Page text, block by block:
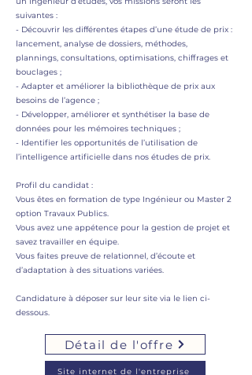
suivantes :
- Découvrir les différentes étapes d’une étude de prix :
lancement, analyse de dossiers, méthodes,
plannings, consultations, optimisations, chiffrages et
bouclages ;
- Adapter et améliorer la bibliothèque de prix aux
besoins de l’agence ;
- Développer, améliorer et synthétiser la base de
données pour les mémoires techniques ;
- Identifier les opportunités de l’utilisation de
l’intelligence artificielle dans nos études de prix.
Profil du candidat :
Vous êtes en formation de type Ingénieur ou Master 2
option Travaux Publics.
Vous avez une appétence pour la gestion de projet et
savez travailler en équipe.
Vous faites preuve de relationnel, d’écoute et
d’adaptation à des situations variées.
Candidature à déposer sur leur site via le lien ci-
dessous.
Détail de l'offre
Site internet de l'entreprise